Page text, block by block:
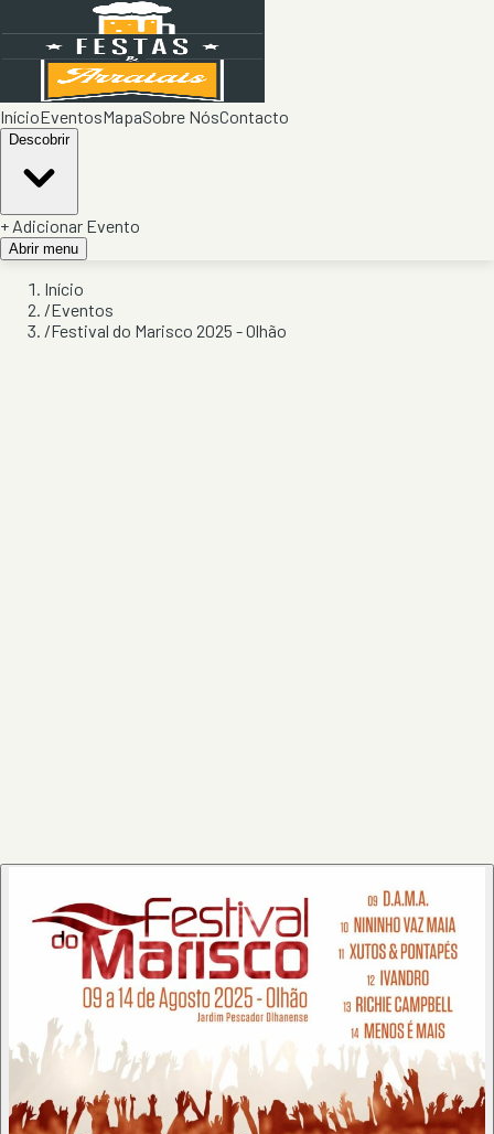
InícioEventosMapaSobre NósContacto
Descobrir
+ Adicionar Evento
Abrir menu
Início
/Eventos
/Festival do Marisco 2025 - Olhão